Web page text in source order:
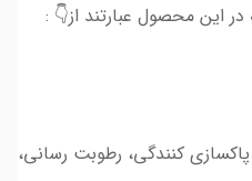
در این محصول عبارتند از👇 :
کنندگی، رطوبت رسانی،